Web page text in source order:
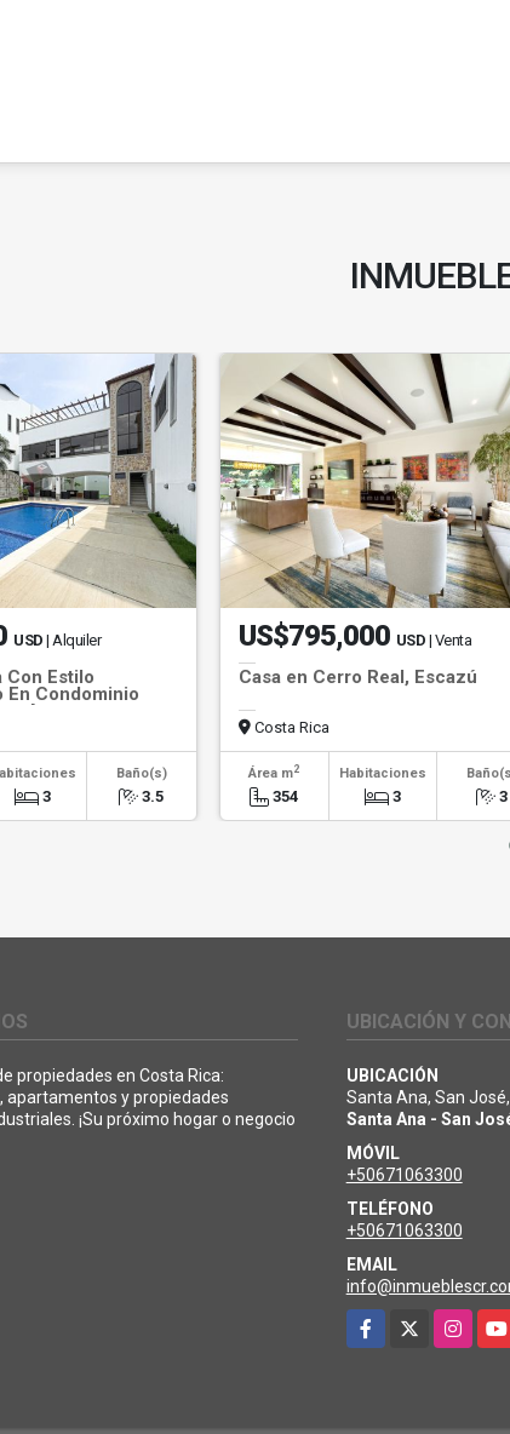
USD | Alquiler
Con Estilo
En Condominio
Ana
3
Baño(s)
3.5
US$795,000 USD | Venta
Casa en Cerro Real, Escazú
Costa Rica
Área m2
354
Habitaciones
3 3
propiedades en Costa Rica:
apartamentos y propiedades
¡Su próximo hogar o negocio
UBICACIÓN Y
UBICACIÓN
Santa Ana, San
Santa Ana - San
MÓVIL
+50671063300
TELÉFONO
+50671063300
EMAIL
Facebook
Instagram